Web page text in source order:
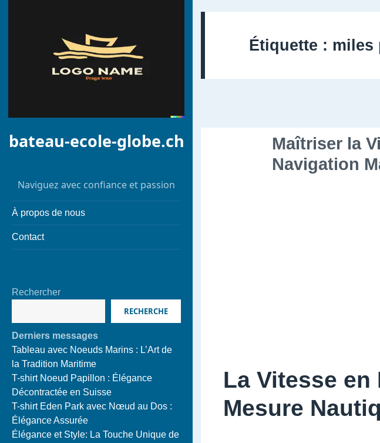
bateau-ecole-globe.ch
Naviguez avec confiance et passion
À propos de nous
Contact
Rechercher
RECHERCHE
Derniers messages
Tableau avec Noeuds Marins : L’Art de
la Tradition Maritime
T-shirt Noeud Papillon : Élégance
Décontractée en Suisse
T-shirt Eden Park avec Nœud au Dos :
Élégance Assurée
Élégance et Style: La Touche Unique de
Étiquette : miles
Maîtriser la
Navigation
La Vitesse en
Mesure